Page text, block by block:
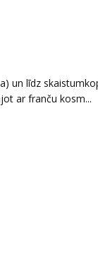
un līdz
ar franču kosm...